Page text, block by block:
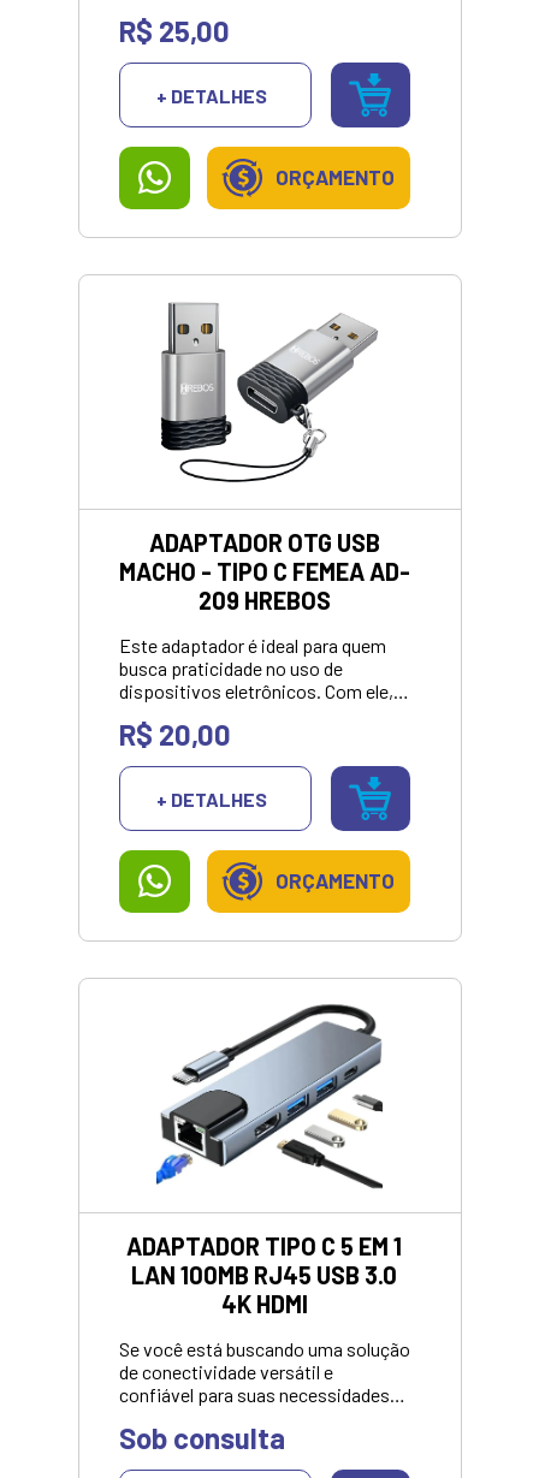
SOMENTE NO
R$ 25,00
+ DETALHES
ORÇAMENTO
ADAPTADOR OTG USB
MACHO - TIPO C FEMEA AD-
209 HREBOS
Este adaptador é ideal para quem
busca praticidade no uso de
dispositivos eletrônicos. Com ele, é
entrada USB diretamente a cabos
necessidade de um intermediário;
Compatível com uma variedade de
dispositivos móveis.<br>
<strong>VALOR APRESENTADO
SOMENTE NO
PIX/DINHEIRO</strong>
R$ 20,00
+ DETALHES
ORÇAMENTO
ADAPTADOR TIPO C 5 EM 1
LAN 100MB RJ45 USB 3.0
4K HDMI
Se você está buscando uma solução
de conectividade versátil e
confiável para suas necessidades
revolução em conectividade que vai
Sob consulta